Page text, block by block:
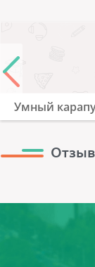
Умный